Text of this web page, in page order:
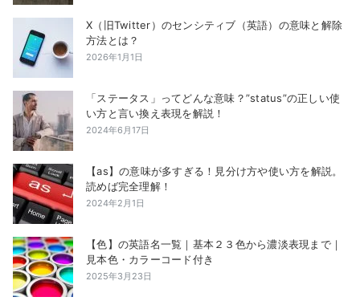
X（旧Twitter）のセンシティブ（英語）の意味と解除
方法とは？
2026年1月1日
「ステータス」ってどんな意味？”status”の正しい使
い方と言い換え表現を解説！
2024年6月17日
【as】の意味が多すぎる！見分け方や使い方を解説。
読めば完全理解！
2024年2月1日
【色】の英語名一覧｜基本２３色から濃淡表現まで｜
見本色・カラーコード付き
2025年3月23日